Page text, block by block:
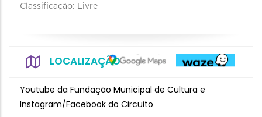
Classificação: Livre
LOCALIZAÇÃO
Youtube da Fundação Municipal de Cultura e
Instagram/Facebook do Circuito